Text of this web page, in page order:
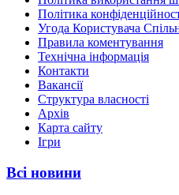
Політика
Угода Користувача
Правила коментування
Технічна інформація
Контакти
Вакансії
Структура власності
Архів
Карта сайту
Ігри
Всі новини